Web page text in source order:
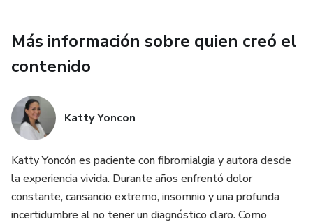
Más información sobre quien creó el
contenido
Katty Yoncon
Katty Yoncón es paciente con fibromialgia y autora desde
la experiencia vivida. Durante años enfrentó dolor
constante, cansancio extremo, insomnio y una profunda
incertidumbre al no tener un diagnóstico claro. Como